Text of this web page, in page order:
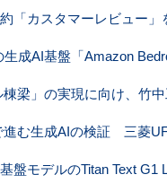
「カスタマーレビュー」
生成AI基盤「Amazon
棟梁」の実現に向け、竹
進む生成AIの検証 三菱
盤モデルのTitan Text G1